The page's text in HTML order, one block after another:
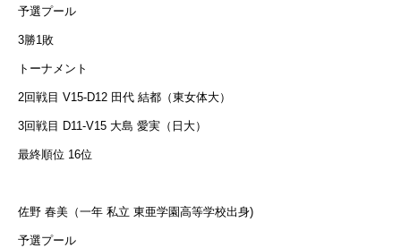
予選プール
3勝1敗
トーナメント
2回戦目 V15-D12 田代 結都（東女体大）
3回戦目 D11-V15 大島 愛実（日大）
最終順位 16位
佐野 春美（一年 私立 東亜学園高等学校出身)
予選プール